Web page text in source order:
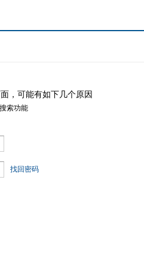
，可能有如下几个原因
索功能
找回密码